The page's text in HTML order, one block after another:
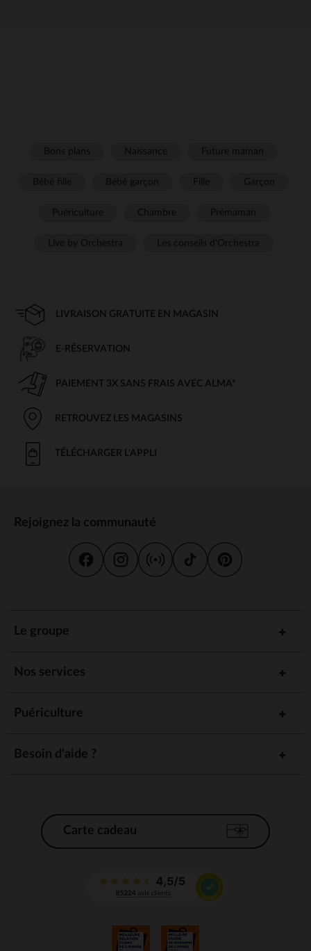
LIVRAISON GRATUITE EN MAGASIN
E-RÉSERVATION
PAIEMENT 3X SANS FRAIS AVEC ALMA*
RETROUVEZ LES MAGASINS
TÉLÉCHARGER L'APPLI
Rejoignez la communauté
Le groupe
Nos services
Puériculture
Besoin d'aide ?
Carte cadeau